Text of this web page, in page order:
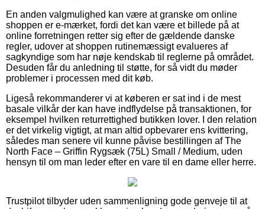
En anden valgmulighed kan være at granske om online
shoppen er e-mærket, fordi det kan være et billede på at
online forretningen retter sig efter de gældende danske
regler, udover at shoppen rutinemæssigt evalueres af
sagkyndige som har nøje kendskab til reglerne på området.
Desuden får du anledning til støtte, for så vidt du møder
problemer i processen med dit køb.
Ligeså rekommanderer vi at køberen er sat ind i de mest
basale vilkår der kan have indflydelse på transaktionen, for
eksempel hvilken returrettighed butikken lover. I den relation
er det virkelig vigtigt, at man altid opbevarer ens kvittering,
således man senere vil kunne påvise bestillingen af The
North Face – Griffin Rygsæk (75L) Small / Medium, uden
hensyn til om man leder efter en vare til en dame eller herre.
Trustpilot tilbyder uden sammenligning gode genveje til at